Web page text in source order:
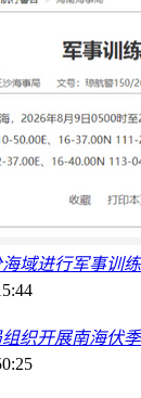
域进行军事训
织开展南海伏